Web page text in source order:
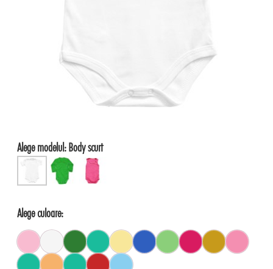
Alege modelul:Body scurt
Alege culoare: